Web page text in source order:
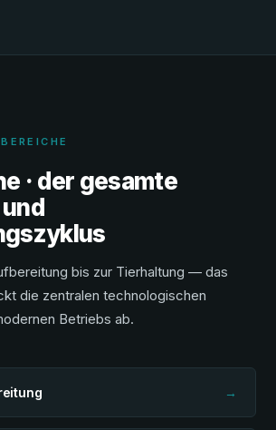
· der gesamte
bis zur Tierhaltung — das
die zentralen technologischen
Betriebs ab.
→